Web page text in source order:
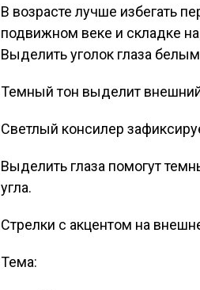
В возрасте лучше избегать
подвижном веке и складке
Выделить уголок глаза
Темный тон выделит внешний
Светлый консилер
Выделить глаза помогут
угла.
Стрелки с акцентом на
Тема: